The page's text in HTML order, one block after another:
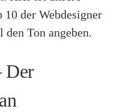
der Webdesigner
Ton angeben.
Der